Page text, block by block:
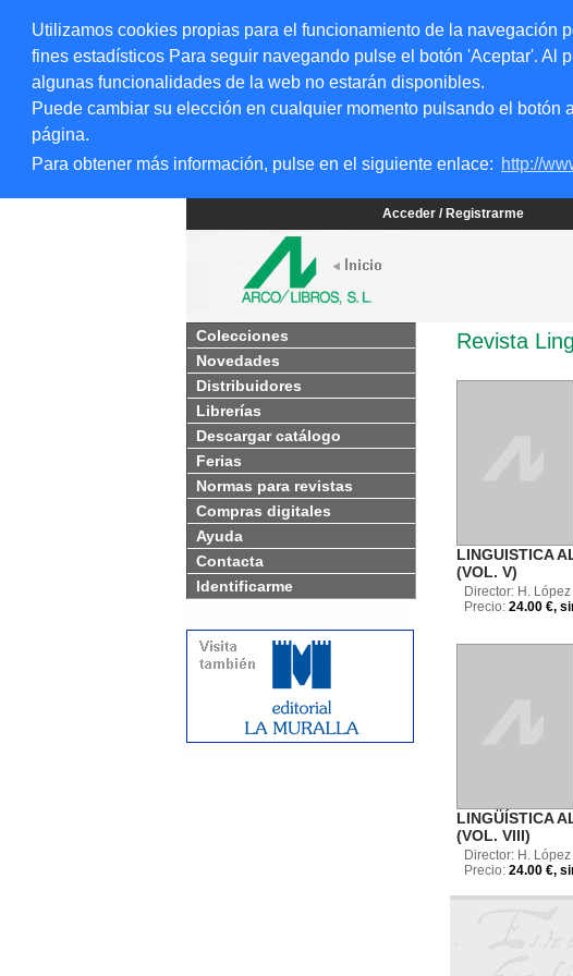
Utilizamos cookies propias para el funcionamiento de la navegación
fines estadísticos Para seguir navegando pulse el botón 'Aceptar'. Al
algunas funcionalidades de la web no estarán disponibles.
Puede cambiar su elección en cualquier momento pulsando el botón
página.
Para obtener más información, pulse en el siguiente enlace: http://
Acceder / Registrarme
Colecciones
Novedades
Distribuidores
Librerías
Descargar catálogo
Ferias
Normas para revistas
Compras digitales
Ayuda
Contacta
Identificarme
Revista
LINGUISTICA
(VOL. V)
Director: H.
Precio: 24.00 €,
LINGÜÍSTICA
(VOL. VIII)
Director: H.
Precio: 24.00 €,